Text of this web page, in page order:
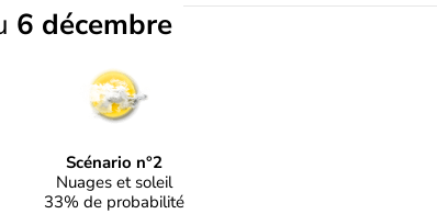
6 décembre
Scénario n°2
Nuages et soleil
33% de probabilité